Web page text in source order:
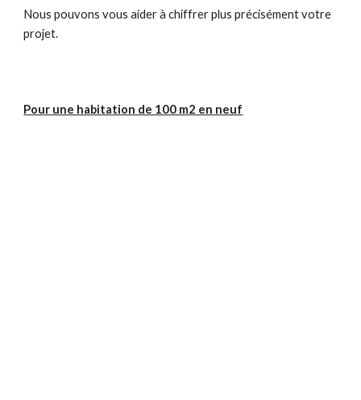
Nous pouvons vous aider à chiffrer plus précisément votre
projet.
Pour une habitation de 100 m2 en neuf